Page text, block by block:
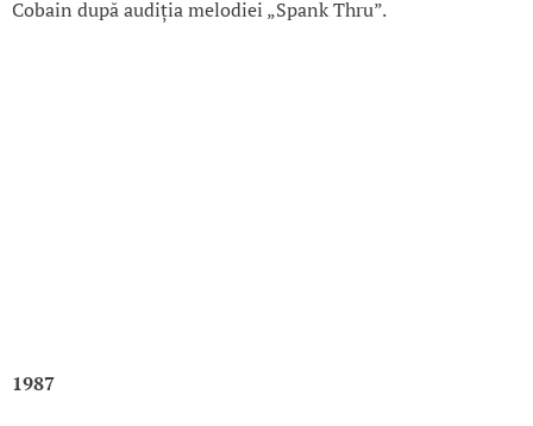
Cobain după audiția melodiei „Spank Thru”.
1987